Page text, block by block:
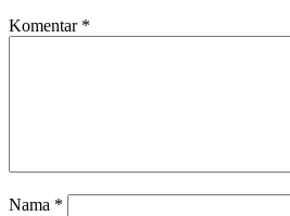
Komentar *
Nama *